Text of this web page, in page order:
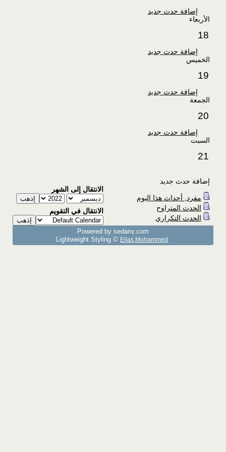
إضافة حدث جديد
الأربعاء
18
إضافة حدث جديد
الخميس
19
إضافة حدث جديد
الجمعة
20
إضافة حدث جديد
السبت
21
إضافة حدث جديد
مفرد, أحداث هذا اليوم
الحدث المتراوح
الحدث التكراري
الانتقال إلى الشهر
الانتقال في التقويم
Powered by sedany.com
Lightweight Styling © Elias Mohammed